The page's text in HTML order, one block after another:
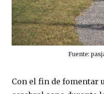
Fuente:
Con el fin de fomentar